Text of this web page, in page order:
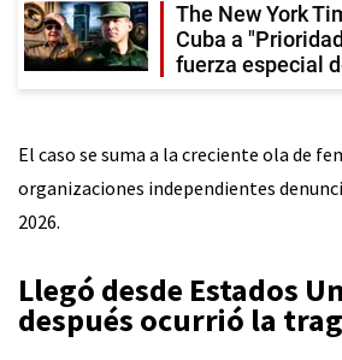
The New York
Cuba a
fuerza especial
El caso se suma a la creciente ola de
organizaciones independientes
2026.
Llegó desde Estados
después ocurrió la